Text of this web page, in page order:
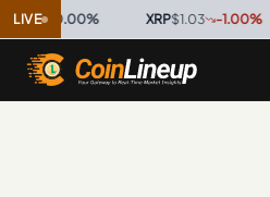
LIVE0.00%· XRP$1.03 -1.00%·